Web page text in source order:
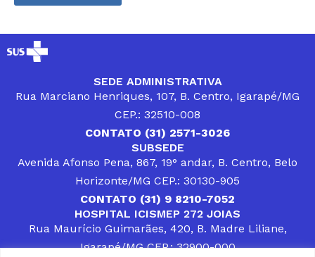
SEDE ADMINISTRATIVA
Rua Marciano Henriques, 107, B. Centro, Igarapé/MG
CEP.: 32510-008
CONTATO (31) 2571-3026
SUBSEDE
Avenida Afonso Pena, 867, 19° andar, B. Centro, Belo
Horizonte/MG CEP.: 30130-905
CONTATO (31) 9 8210-7052
HOSPITAL ICISMEP 272 JOIAS
Rua Maurício Guimarães, 420, B. Madre Liliane,
Igarapé/MG CEP.: 32900-000